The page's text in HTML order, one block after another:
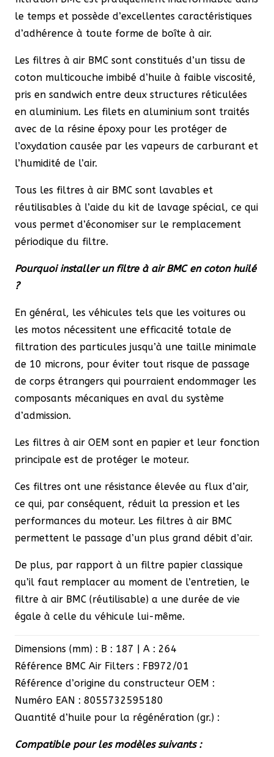
le temps et possède d’excellentes caractéristiques
d’adhérence à toute forme de boîte à air.
Les filtres à air BMC sont constitués d’un tissu de
coton multicouche imbibé d’huile à faible viscosité,
pris en sandwich entre deux structures réticulées
en aluminium. Les filets en aluminium sont traités
avec de la résine époxy pour les protéger de
l’oxydation causée par les vapeurs de carburant et
l’humidité de l’air.
Tous les filtres à air BMC sont lavables et
réutilisables à l’aide du kit de lavage spécial, ce qui
vous permet d’économiser sur le remplacement
périodique du filtre.
Pourquoi installer un filtre à air BMC en coton huilé
?
En général, les véhicules tels que les voitures ou
les motos nécessitent une efficacité totale de
filtration des particules jusqu’à une taille minimale
de 10 microns, pour éviter tout risque de passage
de corps étrangers qui pourraient endommager les
composants mécaniques en aval du système
d’admission.
Les filtres à air OEM sont en papier et leur fonction
principale est de protéger le moteur.
Ces filtres ont une résistance élevée au flux d’air,
ce qui, par conséquent, réduit la pression et les
performances du moteur. Les filtres à air BMC
permettent le passage d’un plus grand débit d’air.
De plus, par rapport à un filtre papier classique
qu’il faut remplacer au moment de l’entretien, le
filtre à air BMC (réutilisable) a une durée de vie
égale à celle du véhicule lui-même.
Dimensions (mm) : B : 187 | A : 264
Référence BMC Air Filters : FB972/01
Référence d’origine du constructeur OEM :
Numéro EAN : 8055732595180
Quantité d’huile pour la régénération (gr.) :
Compatible pour les modèles suivants :